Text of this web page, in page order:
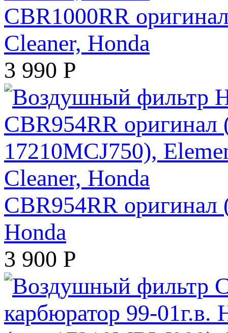
CBR1000RR
Cleaner, Honda
3 990 Р
CBR954RR оригинал
Honda
3 900 Р